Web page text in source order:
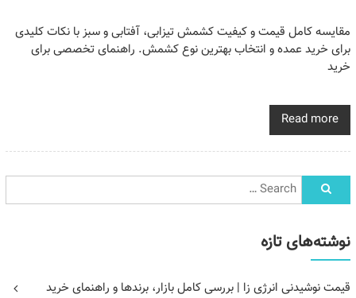
مقایسه کامل قیمت و کیفیت کشمش تیزابی، آفتابی و سبز با نکات کلیدی
برای خرید عمده و انتخاب بهترین نوع کشمش. راهنمای تخصصی برای
خرید
Read more
نوشته‌های تازه
قیمت نوشیدنی انرژی زا | بررسی کامل بازار، برندها و راهنمای خرید